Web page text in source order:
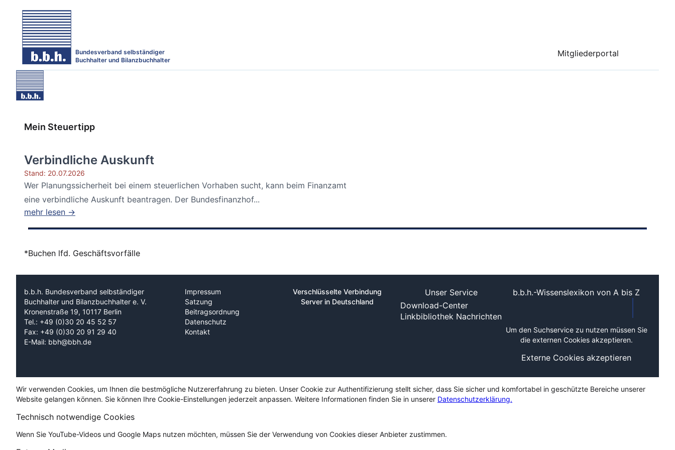
Bundesverband selbständiger
Buchhalter und Bilanzbuchhalter
Mitgliederportal
Mein Steuertipp
Verbindliche Auskunft
Stand: 20.07.2026
Wer Planungssicherheit bei einem steuerlichen Vorhaben sucht, kann beim Finanzamt
eine verbindliche Auskunft beantragen. Der Bundesfinanzhof...
mehr lesen →
*Buchen lfd. Geschäftsvorfälle
b.b.h. Bundesverband selbständiger
Buchhalter und Bilanzbuchhalter e. V.
Kronenstraße 19, 10117 Berlin
Tel.: +49 (0)30 20 45 52 57
Fax: +49 (0)30 20 91 29 40
E-Mail: bbh@bbh.de
Impressum
Satzung
Beitragsordnung
Datenschutz
Kontakt
Verschlüsselte Verbindung
Server in Deutschland
Unser Service
Download-Center
Linkbibliothek Nachrichten
b.b.h.-Wissenslexikon von A bis Z
Um den Suchservice zu nutzen müssen Sie
die externen Cookies akzeptieren.
Externe Cookies akzeptieren
Wir verwenden Cookies, um Ihnen die bestmögliche Nutzererfahrung zu bieten. Unser Cookie zur Authentifizierung stellt sicher, dass Sie sicher und komfortabel in geschützte Bereiche unserer
Website gelangen können. Sie können Ihre Cookie-Einstellungen jederzeit anpassen. Weitere Informationen finden Sie in unserer Datenschutzerklärung.
Technisch notwendige Cookies
Wenn Sie YouTube-Videos und Google Maps nutzen möchten, müssen Sie der Verwendung von Cookies dieser Anbieter zustimmen.